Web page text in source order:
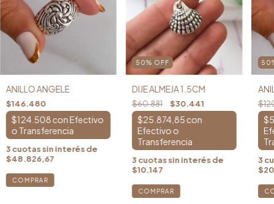
ANILLO ANGELE
$146.480
$124.508con
3cuotas sin interés de
$48.826,67
COMPRAR
50% OFF
DIJE ALMEJA 1.5CM
$60.881 $30.441
$25.874,85con
3cuotas sin interés de
$10.147
50
3